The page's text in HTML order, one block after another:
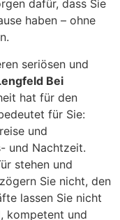
dafür, dass Sie
haben – ohne
seriösen und
Bei
hat für den
für Sie:
und
und Nachtzeit.
stehen und
Sie nicht, den
lassen Sie nicht
kompetent und